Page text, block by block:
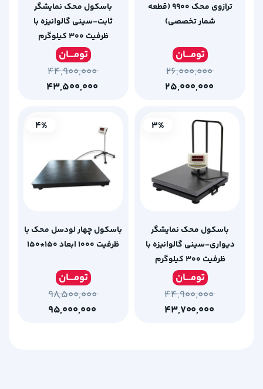
ترازوی محک 9900 (قطعه
شمار تخصصی)
تومـــان
۲۶,۰۰۰,۰۰۰
باسکول محک نمایشگر
ثابت-سینی گالوانیزه با
ظرفیت 300 کیلوگرم
تومـــان
۴۴,۹۰۰,۰۰۰
باسکول محک نمایشگر
دیواری-سینی گالوانیزه با
ظرفیت 300 کیلوگرم
تومـــان
۴۴,۹۰۰,۰۰۰
3%
باسکول چهار لودسل محک با
ظرفیت 1000 ابعاد 150*150
تومـــان
۹۸,۵۰۰,۰۰۰
4%